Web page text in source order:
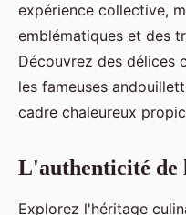
expérience collective,
emblématiques et des
Découvrez des délices
les fameuses
cadre chaleureux
L'authenticité de
Explorez l'héritage